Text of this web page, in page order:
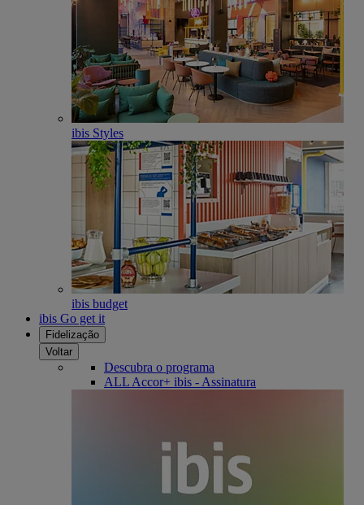
ibis Styles
ibis budget
ibis Go get it
Fidelização
Voltar
Descubra o programa
ALL Accor+ ibis - Assinatura